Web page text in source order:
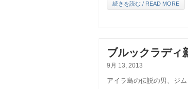
続きを読む / READ MORE
ブルックラディ
9月 13, 2013
アイラ島の伝説の男、ジ